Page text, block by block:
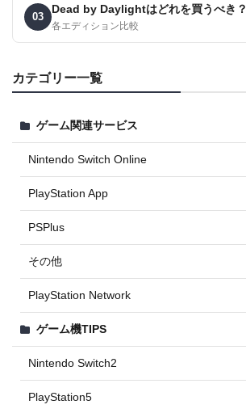
03
Dead by Daylightはどれを買うべき？
各エディション比較
カテゴリー一覧
ゲーム関連サービス
Nintendo Switch Online
PlayStation App
PSPlus
その他
PlayStation Network
ゲーム機TIPS
Nintendo Switch2
PlayStation5